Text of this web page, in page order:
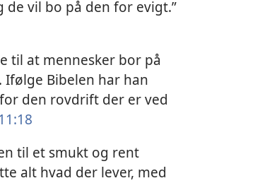
vil bo på den for evigt.”
til at mennesker bor på
Bibelen har han
den rovdrift der er ved
til et smukt og rent
alt hvad der lever, med